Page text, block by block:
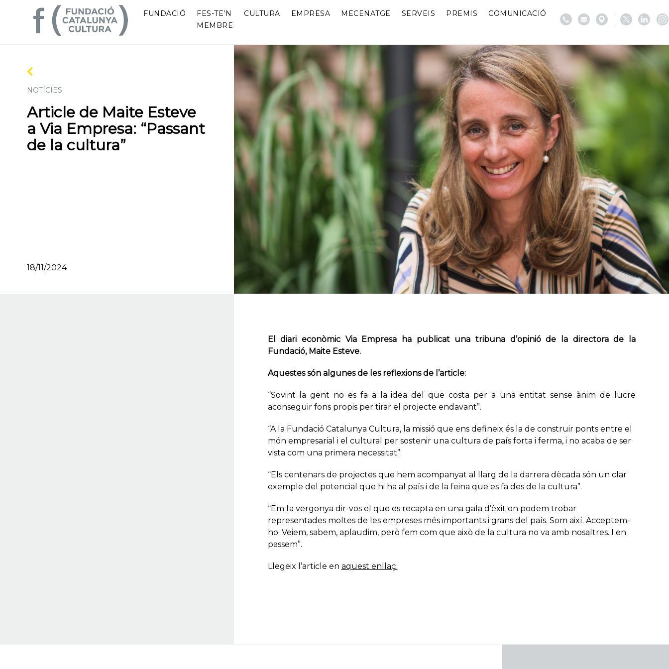
FUNDACIÓ
FES-TE’N
MEMBRE
CULTURA EMPRESA MECENATGE SERVEIS PREMIS COMUNICACIÓ
NOTÍCIES
Article de Maite Esteve
a Via Empresa: “Passant
de la cultura”
18/11/2024
El diari econòmic Via Empresa ha publicat una tribuna d’opinió de la directora de la
Fundació, Maite Esteve.
Aquestes són algunes de les reflexions de l’article:
“Sovint la gent no es fa a la idea del que costa per a una entitat sense ànim de lucre
aconseguir fons propis per tirar el projecte endavant”.
“A la Fundació Catalunya Cultura, la missió que ens defineix és la de construir ponts entre el
món empresarial i el cultural per sostenir una cultura de país forta i ferma, i no acaba de ser
vista com una primera necessitat”.
“Els centenars de projectes que hem acompanyat al llarg de la darrera dècada són un clar
exemple del potencial que hi ha al país i de la feina que es fa des de la cultura”.
“Em fa vergonya dir-vos el que es recapta en una gala d’èxit on podem trobar
representades moltes de les empreses més importants i grans del país. Som així. Acceptem-
ho. Veiem, sabem, aplaudim, però fem com que això de la cultura no va amb nosaltres. I en
passem”.
Llegeix l’article en aquest enllaç.